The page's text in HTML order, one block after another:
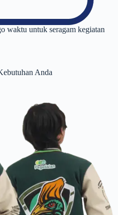
waktu untuk seragam kegiatan
Anda